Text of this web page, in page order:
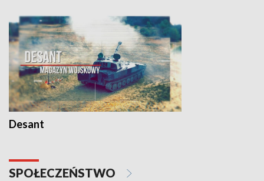
Desant
SPOŁECZEŃSTWO